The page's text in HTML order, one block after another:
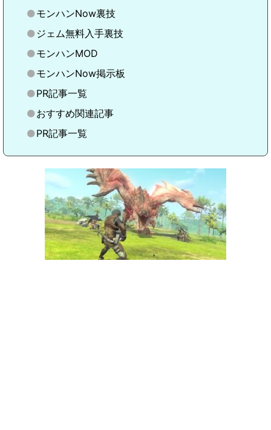
モンハンNow裏技
ジェム無料入手裏技
モンハンMOD
モンハンNow掲示板
PR記事一覧
おすすめ関連記事
PR記事一覧